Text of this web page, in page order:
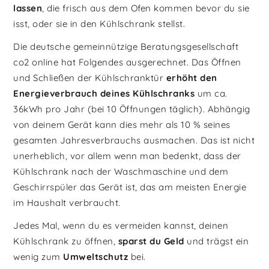
lassen, die frisch aus dem Ofen kommen bevor du sie
isst, oder sie in den Kühlschrank stellst.
Die deutsche gemeinnützige Beratungsgesellschaft
co2 online hat Folgendes ausgerechnet. Das Öffnen
und Schließen der Kühlschranktür erhöht den
Energieverbrauch deines Kühlschranks um ca.
36kWh pro Jahr (bei 10 Öffnungen täglich). Abhängig
von deinem Gerät kann dies mehr als 10 % seines
gesamten Jahresverbrauchs ausmachen. Das ist nicht
unerheblich, vor allem wenn man bedenkt, dass der
Kühlschrank nach der Waschmaschine und dem
Geschirrspüler das Gerät ist, das am meisten Energie
im Haushalt verbraucht.
Jedes Mal, wenn du es vermeiden kannst, deinen
Kühlschrank zu öffnen, sparst du Geld und trägst ein
wenig zum Umweltschutz bei.